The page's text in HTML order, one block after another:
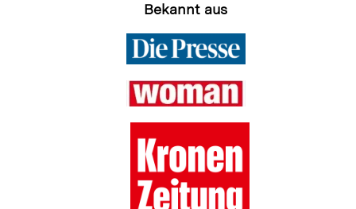
Bekannt aus